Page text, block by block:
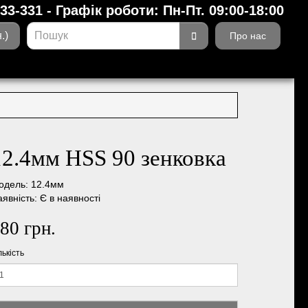
331 - Графік роботи: Пн-Пт. 09:00-18:00
Про нас
HSS 90 зенковка
12.4мм
Є в наявності
грн.